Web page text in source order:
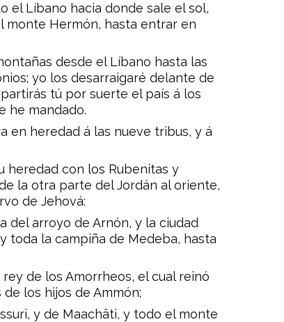
el Líbano hacia donde sale el sol,
monte Hermón, hasta entrar en
desde el Líbano hasta las
yo los desarraigaré delante de
tú por suerte el país á los
he mandado.
en heredad á las nueve tribus, y á
heredad con los Rubenitas y
la otra parte del Jordán al oriente,
de Jehová:
del arroyo de Arnón, y la ciudad
toda la campiña de Medeba, hasta
de los Amorrheos, el cual reinó
los hijos de Ammón;
y de Maachâti, y todo el monte